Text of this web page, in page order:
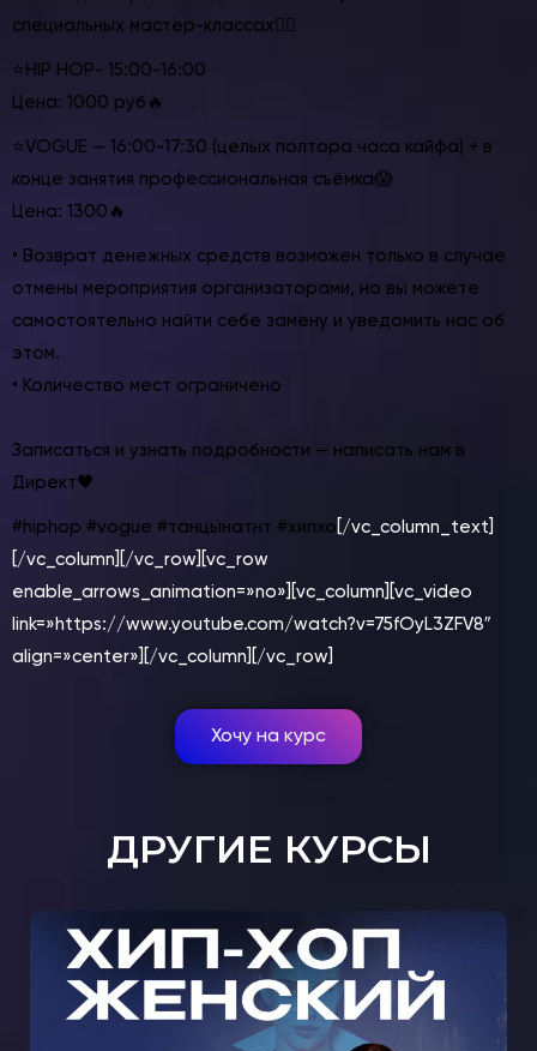
специальных мастер-классах👇🏻
⭐️HIP HOP- 15:00-16:00
Цена: 1000 руб🔥
⭐️VOGUE — 16:00-17:30 (целых полтора часа кайфа) + в
конце занятия профессиональная съёмка😱
Цена: 1300🔥
• Возврат денежных средств возможен только в случае
отмены мероприятия организаторами, но вы можете
самостоятельно найти себе замену и уведомить нас об
этом.
• Количество мест ограничено
Записаться и узнать подробности — написать нам в
Директ🖤
#hiphop #vogue #танцынатнт #хипхо [/vc_column_text]
[/vc_column][/vc_row][vc_row
enable_arrows_animation=»no»][vc_column][vc_video
link=»https://www.youtube.com/watch?v=75fOyL3ZFV8″
align=»center»][/vc_column][/vc_row]
Хочу на курс
ДРУГИЕ КУРСЫ